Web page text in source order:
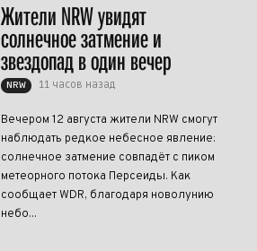
Жители NRW увидят
солнечное затмение и
звездопад в один вечер
NRW 11 часов назад
Вечером 12 августа жители NRW смогут
наблюдать редкое небесное явление:
солнечное затмение совпадёт с пиком
метеорного потока Персеиды. Как
сообщает WDR, благодаря новолунию
небо...